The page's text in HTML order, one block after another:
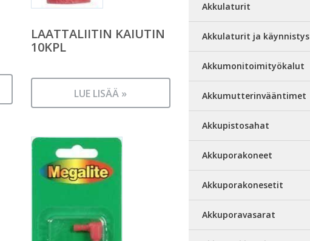
LAATTALIITIN KAIUTIN
10KPL
LUE LISÄÄ »
Akkulaturit
Akkulaturit ja käynnistys
Akkumonitoimityökalut
Akkumutterinvääntimet
Akkupistosahat
Akkuporakoneet
Akkuporakonesetit
Akkuporavasarat